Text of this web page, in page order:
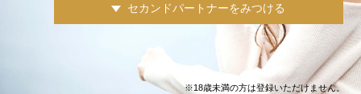
セカンドパートナーをみつける
※18歳未満の方は登録いただけません。